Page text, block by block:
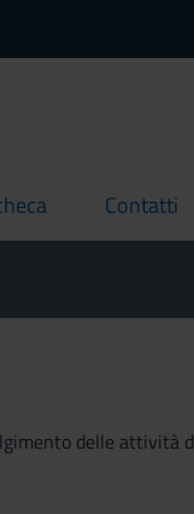
Contatti
current
delle